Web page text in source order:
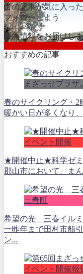
この記事が気に入っ
フォローしよう
最新情報をお届けし
おすすめの記事
まざっせプラザ
春のサイクリング・2
暖かい日が多くなり
イベント開催
★開催中止★科学ゼミ
郡山市において、ま
三春町
希望の光 三春イル
一昨年まで田村市船
ン...
イベント開催報